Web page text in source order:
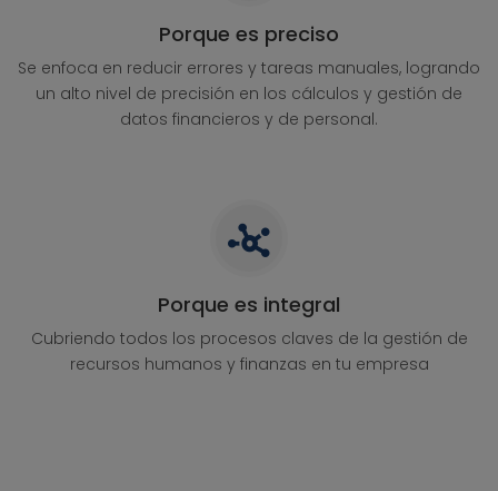
Porque es preciso
Se enfoca en reducir errores y tareas manuales, logrando
un alto nivel de precisión en los cálculos y gestión de
datos financieros y de personal.
Porque es integral
Cubriendo todos los procesos claves de la gestión de
recursos humanos y finanzas en tu empresa